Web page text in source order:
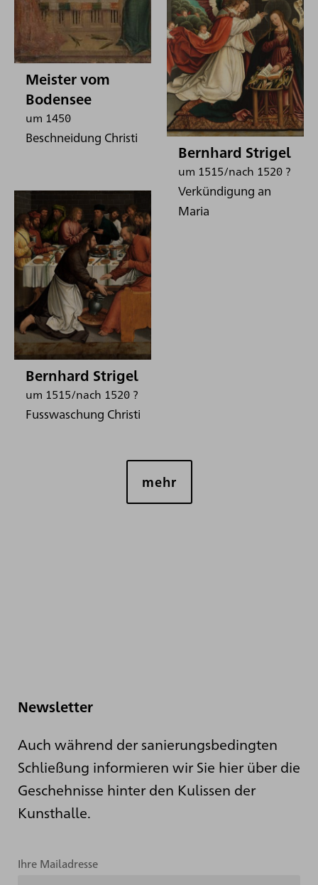
Meister vom
Bodensee
um 1450
Beschneidung Christi
Bernhard Strigel
um 1515/nach 1520 ?
Verkündigung an
Maria
Bernhard Strigel
um 1515/nach 1520 ?
Fusswaschung Christi
mehr
Newsletter
Auch während der sanierungsbedingten
Schließung informieren wir Sie hier über die
Geschehnisse hinter den Kulissen der
Kunsthalle.
Ihre Mailadresse